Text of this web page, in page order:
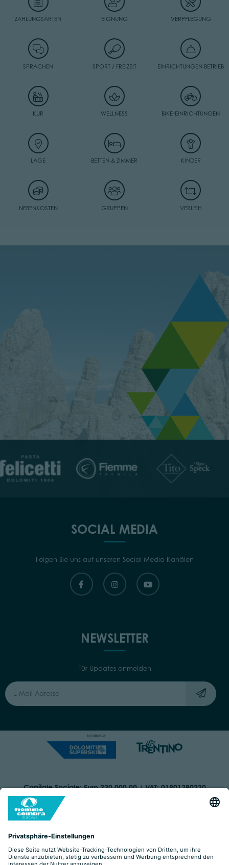
ZAHLUNGSARTEN EIGNUNG VERPFLEGUNG
SPRACHEN SPORT / FREIZEIT EINRICHTUNGEN BETRIEB
KUR WELLNESS BIKE-EINRICHTUNGEN
LAGE BETTEN & ZIMMER KINDER
NEBENKOSTEN GRUPPEN VERLEIH
SOCIAL MEDIA
Folgen Sie uns auf unseren Social Media Kanälen
NEWSLETTER
Für Updates anmelden
Capitale Sociale: Euro 220.000,00 | VAT: 01901280220
COOKIES IMPRINT
ORGANIZZAZIONE TRASPARENTE